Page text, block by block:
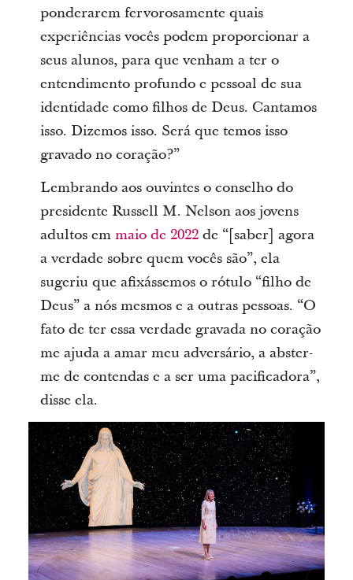
ponderarem fervorosamente quais
experiências vocês podem proporcionar a
seus alunos, para que venham a ter o
entendimento profundo e pessoal de sua
identidade como filhos de Deus. Cantamos
isso. Dizemos isso. Será que temos isso
gravado no coração?”
Lembrando aos ouvintes o conselho do
presidente Russell M. Nelson aos jovens
adultos em maio de 2022de “[saber] agora
a verdade sobre quem vocês são”, ela
sugeriu que afixássemos o rótulo “filho de
Deus” a nós mesmos e a outras pessoas. “O
fato de ter essa verdade gravada no coração
me ajuda a amar meu adversário, a abster-
me de contendas e a ser uma pacificadora”,
disse ela.